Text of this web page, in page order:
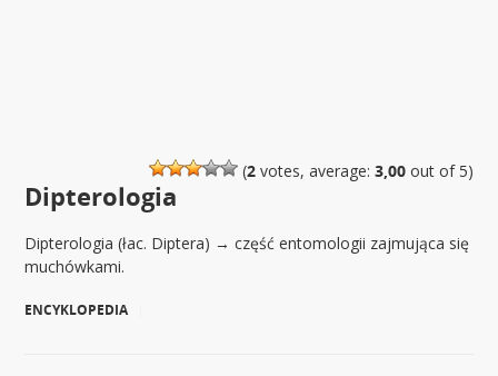
(2votes, average: 3,00out of 5)
Dipterologia
Dipterologia (łac. Diptera) → część entomologii zajmująca się
muchówkami.
ENCYKLOPEDIA